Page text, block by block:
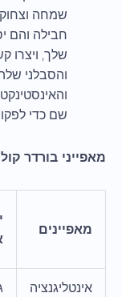
שמחה
חבילה והם
שלך, ויצרו
והסבלני
שם כדי
מאפייני בורדר
מאפיינים
אינטליגנציה